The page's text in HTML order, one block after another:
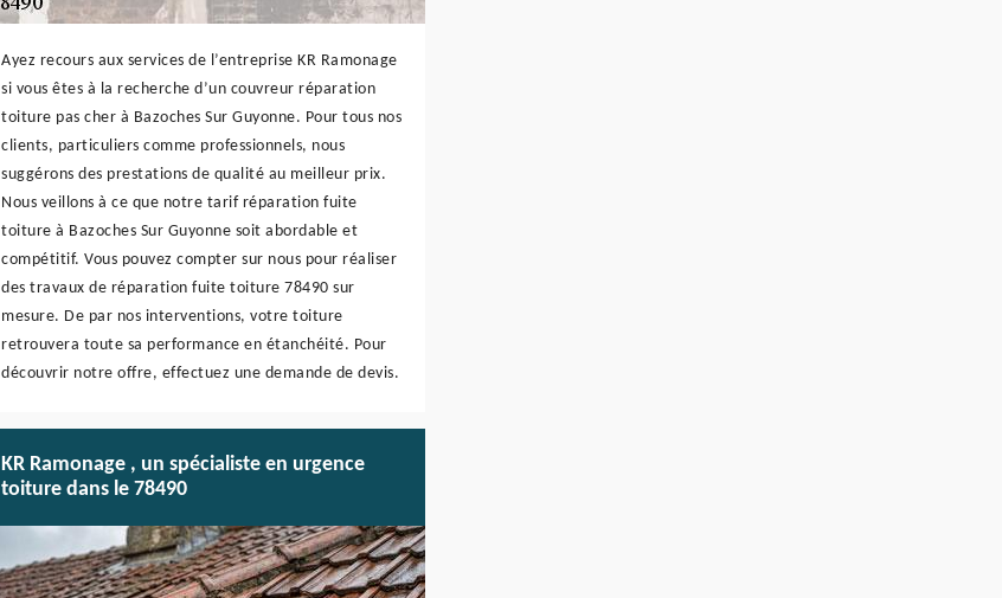
Ayez recours aux services de l’entreprise KR Ramonage
si vous êtes à la recherche d’un couvreur réparation
toiture pas cher à Bazoches Sur Guyonne. Pour tous nos
clients, particuliers comme professionnels, nous
suggérons des prestations de qualité au meilleur prix.
Nous veillons à ce que notre tarif réparation fuite
toiture à Bazoches Sur Guyonne soit abordable et
compétitif. Vous pouvez compter sur nous pour réaliser
des travaux de réparation fuite toiture 78490 sur
mesure. De par nos interventions, votre toiture
retrouvera toute sa performance en étanchéité. Pour
découvrir notre offre, effectuez une demande de devis.
KR Ramonage , un spécialiste en urgence
toiture dans le 78490